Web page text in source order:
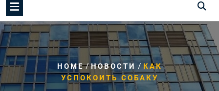
HOME/НОВОСТИ /КАК
УСПОКОИТЬ СОБАКУ